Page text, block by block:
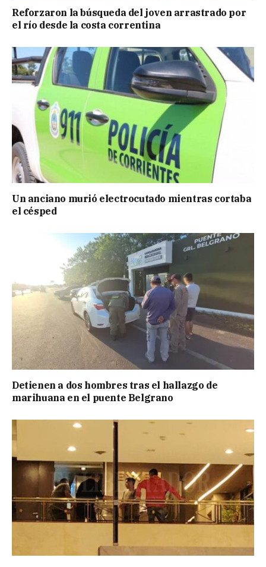
Reforzaron la búsqueda del joven arrastrado por
el río desde la costa correntina
Un anciano murió electrocutado mientras cortaba
el césped
Detienen a dos hombres tras el hallazgo de
marihuana en el puente Belgrano